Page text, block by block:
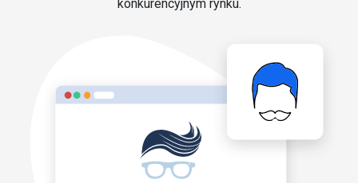
konkurencyjnym rynku.